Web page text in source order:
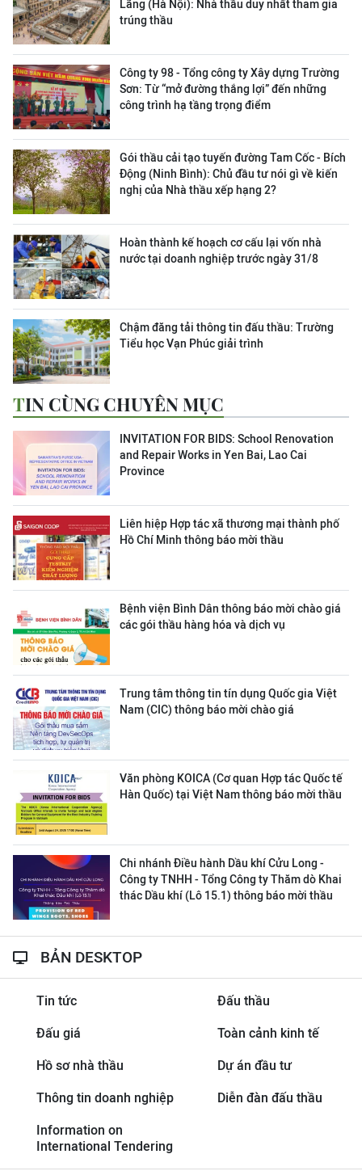
Lãng (Hà Nội): Nhà thầu duy nhất tham gia
trúng thầu
Công ty 98 - Tổng công ty Xây dựng Trường
Sơn: Từ “mở đường thắng lợi” đến những
công trình hạ tầng trọng điểm
Gói thầu cải tạo tuyến đường Tam Cốc - Bích
Động (Ninh Bình): Chủ đầu tư nói gì về kiến
nghị của Nhà thầu xếp hạng 2?
Hoàn thành kế hoạch cơ cấu lại vốn nhà
nước tại doanh nghiệp trước ngày 31/8
Chậm đăng tải thông tin đấu thầu: Trường
Tiểu học Vạn Phúc giải trình
TIN CÙNG CHUYÊN MỤC
INVITATION FOR BIDS: School Renovation
and Repair Works in Yen Bai, Lao Cai
Province
Liên hiệp Hợp tác xã thương mại thành phố
Hồ Chí Minh thông báo mời thầu
Bệnh viện Bình Dân thông báo mời chào giá
các gói thầu hàng hóa và dịch vụ
Trung tâm thông tin tín dụng Quốc gia Việt
Nam (CIC) thông báo mời chào giá
Văn phòng KOICA (Cơ quan Hợp tác Quốc tế
Hàn Quốc) tại Việt Nam thông báo mời thầu
Chi nhánh Điều hành Dầu khí Cửu Long -
Công ty TNHH - Tổng Công ty Thăm dò Khai
thác Dầu khí (Lô 15.1) thông báo mời thầu
BẢN DESKTOP
Tin tức Đấu thầu
Đấu giá Toàn cảnh kinh tế
Hồ sơ nhà thầu Dự án đầu tư
Thông tin doanh nghiệp Diễn đàn đấu thầu
Information on
International Tendering